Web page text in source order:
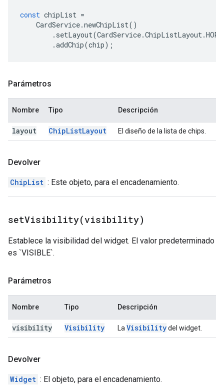
const chipList =
CardService.newChipList()
. setLayout(CardService.ChipListLayout.
.addChip(chip);
Parámetros
Nombre Tipo Descripción
layout ChipListLayout El diseño de la lista de chips.
Devolver
ChipList : Este objeto, para el encadenamiento.
setVisibility(visibility)
Establece la visibilidad del widget. El valor predeterminado
es `VISIBLE`.
Parámetros
Nombre Tipo Descripción
visibility Visibility La Visibilitydel widget.
Devolver
Widget : El objeto, para el encadenamiento.